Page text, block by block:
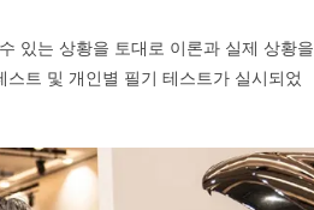
있는 상황을 토대로 이론과 실제 상황을
트 및 개인별 필기 테스트가 실시되었